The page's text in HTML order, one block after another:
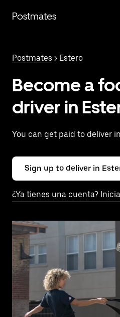
contenido
Postmates
Postmates > Estero
Become a
driver in
You can get paid to deliver
Sign up to deliver in
¿Ya tienes una cuenta?